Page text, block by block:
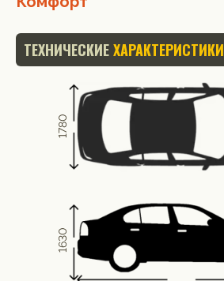
ТЕХНИЧЕСКИЕХАРАКТЕРИСТИКИ
1630
1780